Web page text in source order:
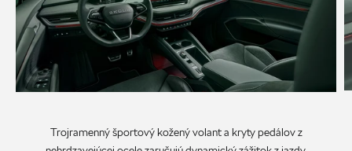
Trojramenný športový kožený volant a kryty pedálov z